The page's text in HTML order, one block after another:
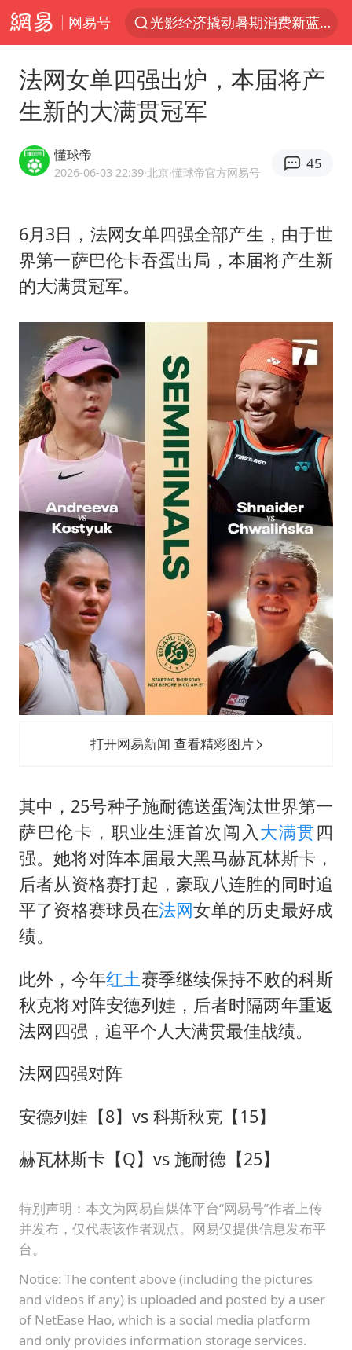
网易号
白海豚10级风圈已触及浙江台州
河南警方公开征集黑恶犯罪线索
一周大涨超7% 金价为何突然上涨
情侣在平潭拍日出时坠崖致一死一伤
央视新主播李秋莹孙亚鹏亮相
白海豚登陆前还将加强
娜扎称眼睛恢复情况不太妙
经常半夜醒要排查6种疾病
三警齐发！多地10级以上雷暴大风
乐享全民健身 共筑健康中国
法网女单四强出炉，本届将产
生新的大满贯冠军
懂球帝
2026-06-03 22:39·北京·懂球帝官方网易号
45
6月3日，法网女单四强全部产生，由于世
界第一萨巴伦卡吞蛋出局，本届将产生新
的大满贯冠军。
打开网易新闻 查看精彩图片
其中，25号种子施耐德送蛋淘汰世界第一
萨巴伦卡，职业生涯首次闯入大满贯四
强。她将对阵本届最大黑马赫瓦林斯卡，
后者从资格赛打起，豪取八连胜的同时追
平了资格赛球员在法网女单的历史最好成
绩。
此外，今年红土赛季继续保持不败的科斯
秋克将对阵安德列娃，后者时隔两年重返
法网四强，追平个人大满贯最佳战绩。
法网四强对阵
安德列娃【8】vs 科斯秋克【15】
赫瓦林斯卡【Q】vs 施耐德【25】
特别声明：本文为网易自媒体平台“网易号”作者上传
并发布，仅代表该作者观点。网易仅提供信息发布平
台。
Notice: The content above (including the pictures
and videos if any) is uploaded and posted by a user
of NetEase Hao, which is a social media platform
and only provides information storage services.